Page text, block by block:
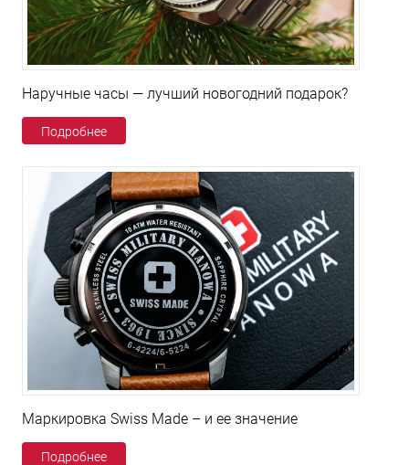
Наручные часы — лучший новогодний подарок?
Подробнее
Маркировка Swiss Made – и ее значение
Подробнее